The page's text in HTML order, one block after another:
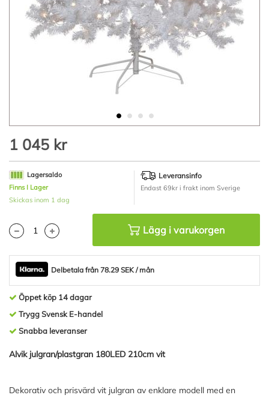
till
bildgalleriet
1 045 kr
Lagersaldo
Finns I Lager
Skickas inom 1 dag
Leveransinfo
Endast 69kr i frakt inom Sverige
Lägg i varukorgen
Delbetala från 78.29 SEK / mån
Öppet köp 14 dagar
Trygg Svensk E-handel
Snabba leveranser
Alvik julgran/plastgran 180LED 210cm vit
Dekorativ och prisvärd vit julgran av enklare modell med en